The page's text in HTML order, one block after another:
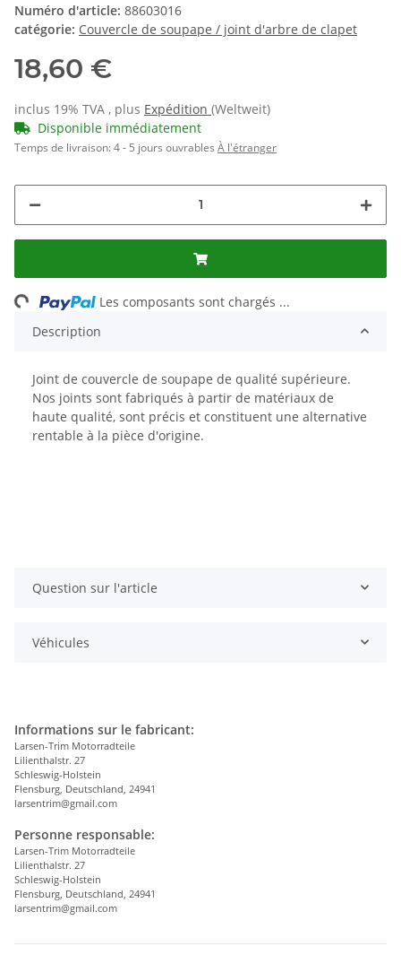
Numéro d'article: 88603016
catégorie: Couvercle de soupape / joint d'arbre de clapet
18,60 €
inclus 19% TVA , plus Expédition (Weltweit)
Disponible immédiatement
Temps de livraison:4 - 5 jours ouvrables À l'étranger
Les composants sont chargés ...
Description
Joint de couvercle de soupape de qualité supérieure.
Nos joints sont fabriqués à partir de matériaux de
haute qualité, sont précis et constituent une alternative
rentable à la pièce d'origine.
Question sur l'article
Véhicules
Informations sur le fabricant:
Larsen-Trim Motorradteile
Lilienthalstr. 27
Schleswig-Holstein
Flensburg, Deutschland, 24941
larsentrim@gmail.com
Personne responsable:
Larsen-Trim Motorradteile
Lilienthalstr. 27
Schleswig-Holstein
Flensburg, Deutschland, 24941
larsentrim@gmail.com